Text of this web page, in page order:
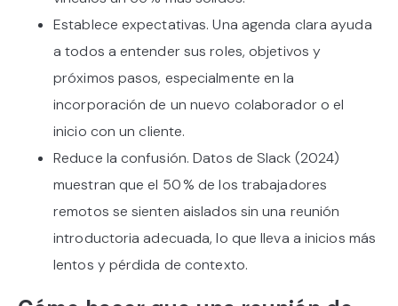
Establece expectativas. Una agenda clara ayuda
a todos a entender sus roles, objetivos y
próximos pasos, especialmente en la
incorporación de un nuevo colaborador o el
inicio con un cliente.
Reduce la confusión. Datos de Slack (2024)
muestran que el 50 % de los trabajadores
remotos se sienten aislados sin una reunión
introductoria adecuada, lo que lleva a inicios más
lentos y pérdida de contexto.